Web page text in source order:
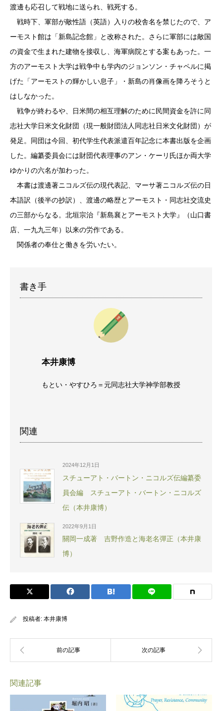
渡邊も応召して戦地に送られ、戦死する。
戦時下、軍部が敵性語（英語）入りの校舎名を禁じたので、ア
ーモスト館は「新島記念館」と改称された。さらに軍部には敵国
の資金で生まれた建物を接収し、海軍病院とする案もあった。一
方のアーモスト大学は戦争中も学内のジョンソン・チャペルに掲
げた「アーモストの輝かしい息子」・新島の肖像画を降ろそうと
はしなかった。
戦争が終わるや、日米間の相互理解のために民間資金を許に同
志社大学日米文化財団（現一般財団法人同志社日米文化財団）が
発足。同団は今回、初代学生代表派遣百年記念に本書出版を企画
した。編纂委員会には財団代表理事のアン・ケーリ氏ほか両大学
ゆかりの六名が加わった。
本書は渡邊著ニコルズ伝の現代表記、マーサ著ニコルズ伝の日
本語訳（後半の抄訳）、渡邊の略歴とアーモスト・同志社交流史
の三部からなる。北垣宗治『新島襄とアーモスト大学』（山口書
店、一九九三年）以来の労作である。
関係者の奉仕と働きを労いたい。
書き手
本井康博
もとい・やすひろ＝元同志社大学神学部教授
関連
2024年12月1日
スチューアト・バートン・ニコルズ伝編纂委
員会編 スチューアト・バートン・ニコルズ
伝（本井康博）
2022年9月1日
關岡一成著 吉野作造と海老名彈正（本井康
博）
投稿者: 本井康博
関連記事